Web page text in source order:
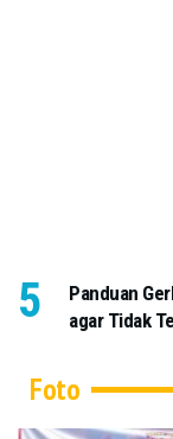
Panduan
agar Tidak
Foto